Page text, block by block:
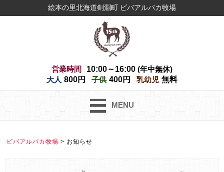
絵本の里北海道剣淵町 ビバアルパカ牧場
営業時間 10:00～16:00 (年中無休)
大人 800円 子供 400円 乳幼児 無料
MENU
ビバアルパカ牧場 > お知らせ